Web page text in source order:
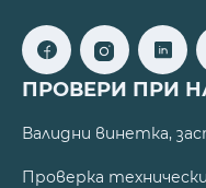
ПРОВЕРИ ПРИ
Валидни винетка,
Проверка